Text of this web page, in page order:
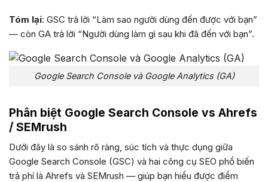
Tóm lại: GSC trả lời “Làm sao người dùng đến được với bạn”
— còn GA trả lời “Người dùng làm gì sau khi đã đến với bạn”.
Google Search Console và Google Analytics (GA)
Phân biệt Google Search Console vs Ahrefs
/ SEMrush
Dưới đây là so sánh rõ ràng, súc tích và thực dụng giữa
Google Search Console (GSC) và hai công cụ SEO phổ biến
trả phí là Ahrefs và SEMrush — giúp bạn hiểu được điểm